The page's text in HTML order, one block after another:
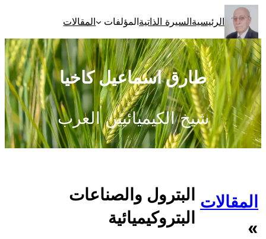
تخطى
إلى
المحتوى
الرئيسيةالسيرة الذاتيةالمؤلفات المقالات
طارق اسماعيل كاخيا
شيخ الكيميائيين العرب
المقالات
»
البترول والصناعات
البتروكيميائية